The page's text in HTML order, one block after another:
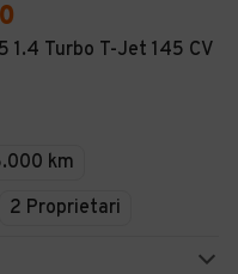
1.4 Turbo T-Jet 145 CV
km
2 Proprietari